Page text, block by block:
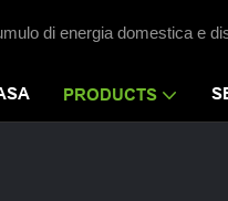
di energia domestica e
PRODUCTS